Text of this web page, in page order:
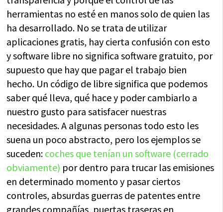
herramientas no esté en manos solo de quien las
ha desarrollado. No se trata de utilizar
aplicaciones gratis, hay cierta confusión con esto
y software libre no significa software gratuito, por
supuesto que hay que pagar el trabajo bien
hecho. Un código de libre significa que podemos
saber qué lleva, qué hace y poder cambiarlo a
nuestro gusto para satisfacer nuestras
necesidades. A algunas personas todo esto les
suena un poco abstracto, pero los ejemplos se
suceden: coches que tenían un software (cerrado
obviamente) por dentro para trucar las emisiones
en determinado momento y pasar ciertos
controles, absurdas guerras de patentes entre
grandes compañías, puertas traseras en